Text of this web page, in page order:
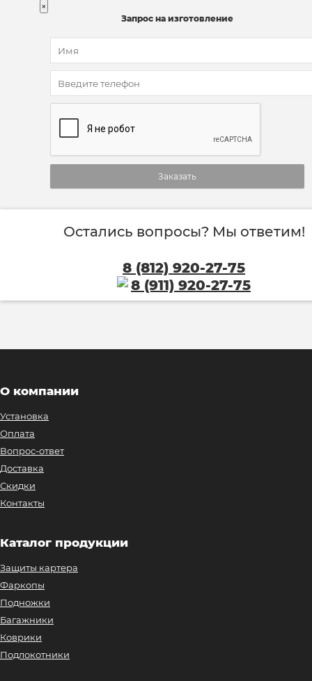
×
Запрос на изготовление
Заказать
Остались вопросы? Мы ответим!
8 (812) 920-27-75
8 (911) 920-27-75
О компании
Установка
Оплата
Вопрос-ответ
Доставка
Скидки
Контакты
Каталог продукции
Защиты картера
Фаркопы
Подножки
Багажники
Коврики
Подлокотники